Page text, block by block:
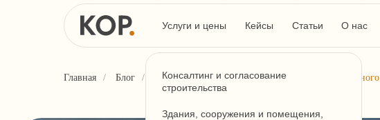
Статьи
Кейсы
Услуги и цены О нас
Здания, сооружения и помещения,
Консалтинг и согласование
строительства
Главная / Блог / Как отличить некапитальный объект от капитального